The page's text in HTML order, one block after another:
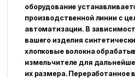
оборудование
производственной линии с
автоматизации. В
вашего изделия
хлопковые волокна
измельчителе для
их размера. Переработанное